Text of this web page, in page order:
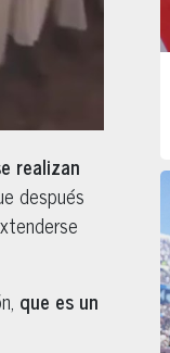
realizan
después
que es un